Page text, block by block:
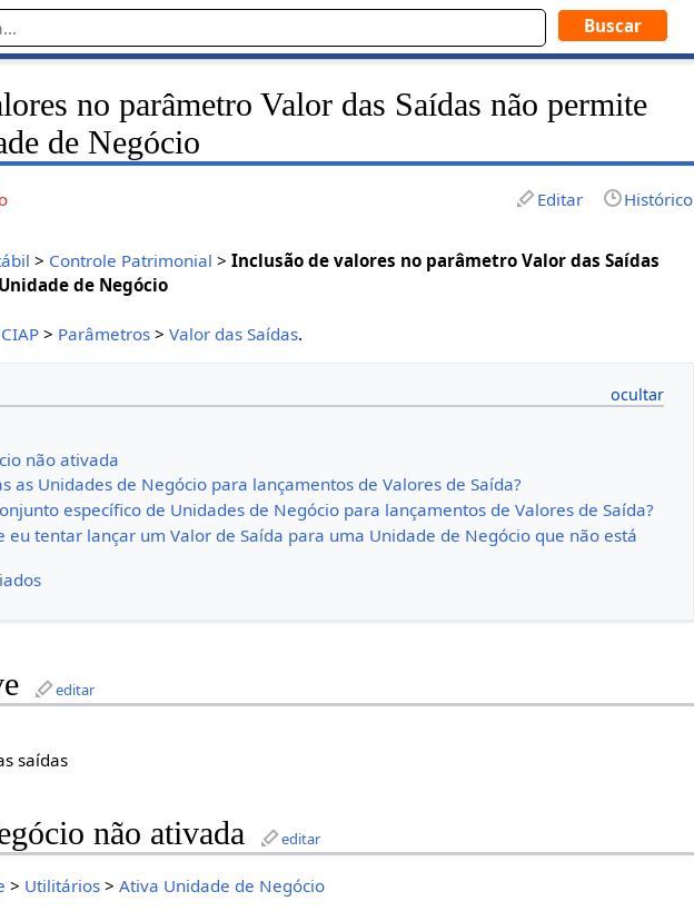
no parâmetro Valor das Saídas não permite
de Negócio
Editar Histórico
> Controle Patrimonial >Inclusão de valores no parâmetro Valor das Saídas
de Negócio
CIAP > Parâmetros >Valor das Saídas.
não ativada
as Unidades de Negócio para lançamentos de Valores de Saída?
específico de Unidades de Negócio para lançamentos de Valores de Saída?
eu tentar lançar um Valor de Saída para uma Unidade de Negócio que não está
editar
saídas
não ativada editar
> Utilitários >Ativa Unidade de Negócio